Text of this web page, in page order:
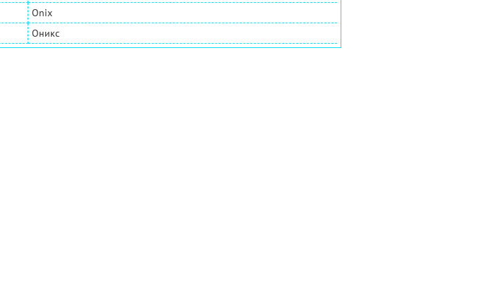
Onix
Оникс